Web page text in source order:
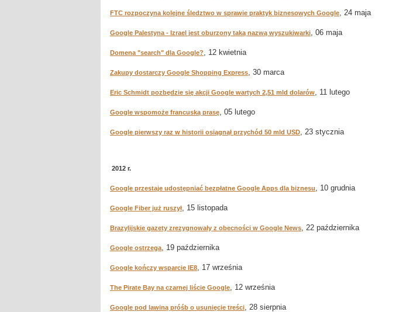
FTC rozpoczyna kolejne śledztwo w sprawie praktyk biznesowych Google, 24 maja
Google Palestyna - Izrael jest oburzony taką nazwą wyszukiwarki, 06 maja
Domena "search" dla Google?, 12 kwietnia
Zakupy dostarczy Google Shopping Express, 30 marca
Eric Schmidt pozbędzie się akcji Google wartych 2,51 mld dolarów, 11 lutego
Google wspomoże francuską prasę, 05 lutego
Google pierwszy raz w historii osiągnął przychód 50 mld USD, 23 stycznia
2012 r.
Google przestaje udostępniać bezpłatne Google Apps dla biznesu, 10 grudnia
Google Fiber już ruszył, 15 listopada
Brazylijskie gazety zrezygnowały z obecności w Google News, 22 października
Google ostrzega, 19 października
Google kończy wsparcie IE8, 17 września
The Pirate Bay na czarnej liście Google, 12 września
Google pod lawiną próśb o usunięcie treści, 28 sierpnia